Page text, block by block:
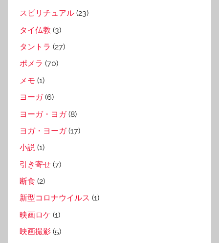
スピリチュアル (23)
タイ仏教 (3)
タントラ (27)
ポメラ (70)
メモ (1)
ヨーガ(6)
ヨーガ・ヨガ(8)
ヨガ・ヨーガ(17)
小説 (1)
引き寄せ (7)
断食 (2)
新型コロナウイルス (1)
映画ロケ (1)
映画撮影 (5)